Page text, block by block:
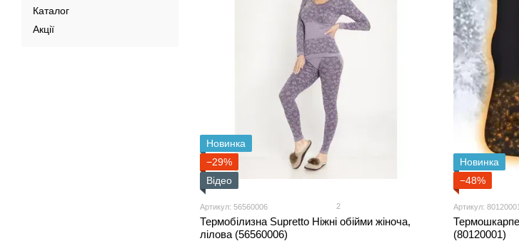
Новинка
−29%
Відео
Артикул: 56560006 2
Термобілизна Supretto Ніжні обійми жіноча,
лілова (56560006)
Новинка
−48%
Артикул: 80120001
(80120001)
Каталог
Акції